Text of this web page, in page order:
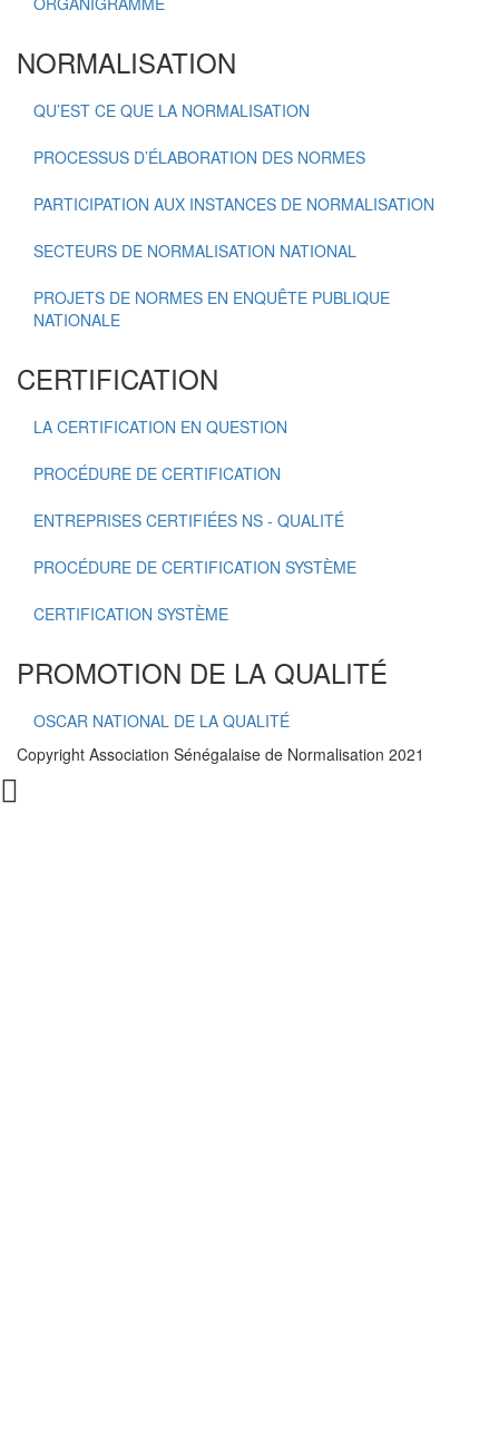
NORMALISATION
QU’EST CE QUE LA NORMALISATION
PROCESSUS D’ÉLABORATION DES NORMES
PARTICIPATION AUX INSTANCES DE NORMALISATION
SECTEURS DE NORMALISATION NATIONAL
PROJETS DE NORMES EN ENQUÊTE PUBLIQUE
NATIONALE
CERTIFICATION
LA CERTIFICATION EN QUESTION
PROCÉDURE DE CERTIFICATION
ENTREPRISES CERTIFIÉES NS - QUALITÉ
PROCÉDURE DE CERTIFICATION SYSTÈME
CERTIFICATION SYSTÈME
PROMOTION DE LA QUALITÉ
OSCAR NATIONAL DE LA QUALITÉ
Copyright Association Sénégalaise de Normalisation 2021